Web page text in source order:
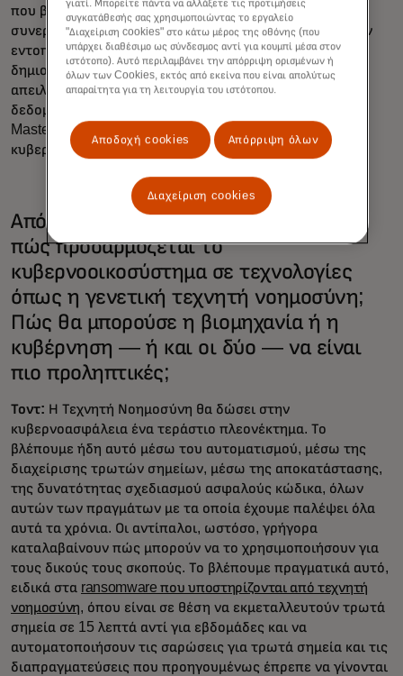
που βλέπει στο δίκτυό της και η κυβέρνηση μπορεί να
συνεργαστεί σε διάφορους τομείς για να βοηθήσει στον
εντοπισμό προτύπων, καμπανιών και τακτικών. Μαζί,
δημιουργείται μια καλύτερη, πιο ολοκληρωμένη εικόνα
απειλών. Με τις τεχνολογικές της δυνατότητες, τα
δεδομένα που διαθέτει και την ευφυΐα απειλών, η
Mastercard αποτελεί έναν ισχυρό συνεργάτη για
κυβερνήσεις παγκοσμίως.
Από την άποψη του κυβερνοκινδύνου,
πώς προσαρμόζεται το
κυβερνοοικοσύστημα σε τεχνολογίες
όπως η γενετική τεχνητή νοημοσύνη;
Πώς θα μπορούσε η βιομηχανία ή η
κυβέρνηση — ή και οι δύο — να είναι
πιο προληπτικές;
Τοντ: Η Τεχνητή Νοημοσύνη θα δώσει στην
κυβερνοασφάλεια ένα τεράστιο πλεονέκτημα. Το
βλέπουμε ήδη αυτό μέσω του αυτοματισμού, μέσω της
διαχείρισης τρωτών σημείων, μέσω της αποκατάστασης,
της δυνατότητας σχεδιασμού ασφαλούς κώδικα, όλων
αυτών των πραγμάτων με τα οποία έχουμε παλέψει όλα
αυτά τα χρόνια. Οι αντίπαλοι, ωστόσο, γρήγορα
καταλαβαίνουν πώς μπορούν να το χρησιμοποιήσουν για
τους δικούς τους σκοπούς. Το βλέπουμε πραγματικά αυτό,
ειδικά στα ransomware που υποστηρίζονται από τεχνητή
νοημοσύνη, όπου είναι σε θέση να εκμεταλλευτούν τρωτά
σημεία σε 15 λεπτά αντί για εβδομάδες και να
αυτοματοποιήσουν τις σαρώσεις για τρωτά σημεία και τις
διαπραγματεύσεις που προηγουμένως έπρεπε να γίνονται
συγκατάθεσής σας χρησιμοποιώντας το εργαλείο
"Διαχείριση cookies" στο κάτω μέρος της οθόνης (που
υπάρχει διαθέσιμο ως σύνδεσμος αντί για κουμπί μέσα στον
ιστότοπο). Αυτό περιλαμβάνει την απόρριψη ορισμένων ή
όλων των Cookies, εκτός από εκείνα που είναι απολύτως
απαραίτητα για τη λειτουργία του ιστότοπου.
Αποδοχή cookies Απόρριψη όλων
Διαχείριση cookies